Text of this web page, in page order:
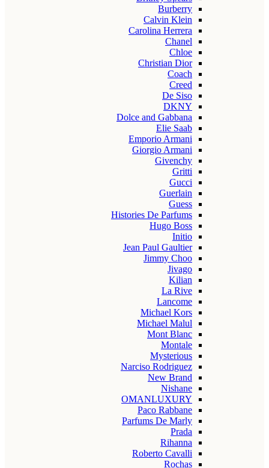
Burberry
Calvin Klein
Carolina Herrera
Chanel
Chloe
Christian Dior
Coach
Creed
De Siso
DKNY
Dolce and Gabbana
Elie Saab
Emporio Armani
Giorgio Armani
Givenchy
Gritti
Gucci
Guerlain
Guess
Histories De Parfums
Hugo Boss
Initio
Jean Paul Gaultier
Jimmy Choo
Jivago
Kilian
La Rive
Lancome
Michael Kors
Michael Malul
Mont Blanc
Montale
Mysterious
Narciso Rodriguez
New Brand
Nishane
OMANLUXURY
Paco Rabbane
Parfums De Marly
Prada
Rihanna
Roberto Cavalli
Rochas